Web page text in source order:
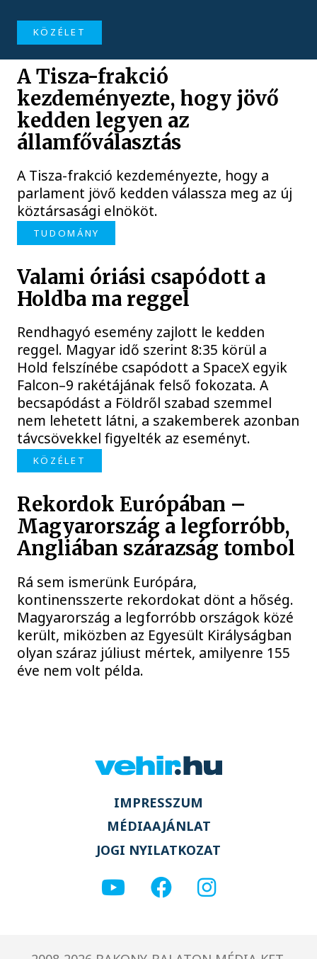
KÖZÉLET
A Tisza-frakció
kezdeményezte, hogy jövő
kedden legyen az
államfőválasztás
A Tisza-frakció kezdeményezte, hogy a
parlament jövő kedden válassza meg az új
köztársasági elnököt.
TUDOMÁNY
Valami óriási csapódott a
Holdba ma reggel
Rendhagyó esemény zajlott le kedden
reggel. Magyar idő szerint 8:35 körül a
Hold felszínébe csapódott a SpaceX egyik
Falcon–9 rakétájának felső fokozata. A
becsapódást a Földről szabad szemmel
nem lehetett látni, a szakemberek azonban
távcsövekkel figyelték az eseményt.
KÖZÉLET
Rekordok Európában –
Magyarország a legforróbb,
Angliában szárazság tombol
Rá sem ismerünk Európára,
kontinensszerte rekordokat dönt a hőség.
Magyarország a legforróbb országok közé
került, miközben az Egyesült Királyságban
olyan száraz júliust mértek, amilyenre 155
éve nem volt példa.
IMPRESSZUM
MÉDIAAJÁNLAT
JOGI NYILATKOZAT